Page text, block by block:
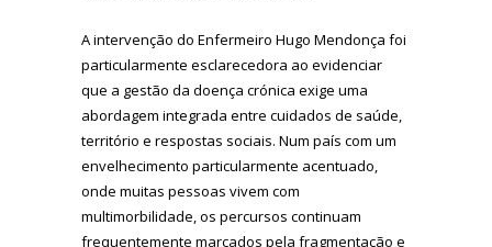
A intervenção do Enfermeiro Hugo Mendonça foi
particularmente esclarecedora ao evidenciar
que a gestão da doença crónica exige uma
abordagem integrada entre cuidados de saúde,
território e respostas sociais. Num país com um
envelhecimento particularmente acentuado,
onde muitas pessoas vivem com
multimorbilidade, os percursos continuam
frequentemente marcados pela fragmentação e